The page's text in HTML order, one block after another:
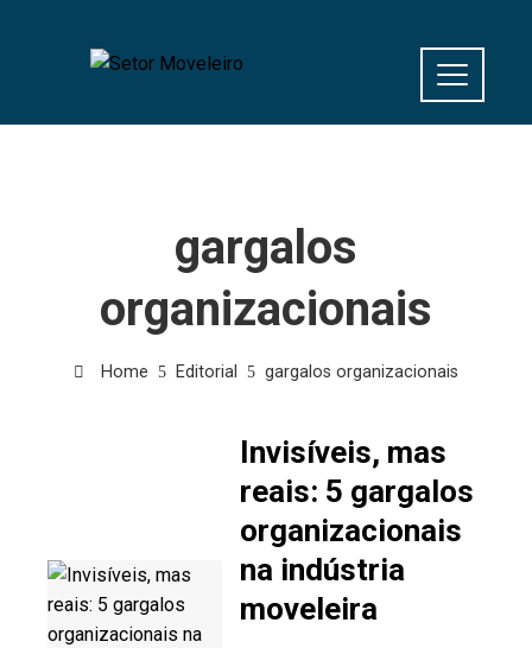
gargalos
organizacionais
Home Editorial gargalos organizacionais
Invisíveis, mas
reais: 5 gargalos
organizacionais
na indústria
moveleira